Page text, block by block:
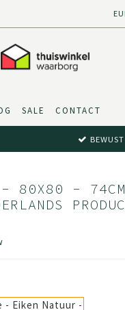
SALE CONTACT
- 80X80 -